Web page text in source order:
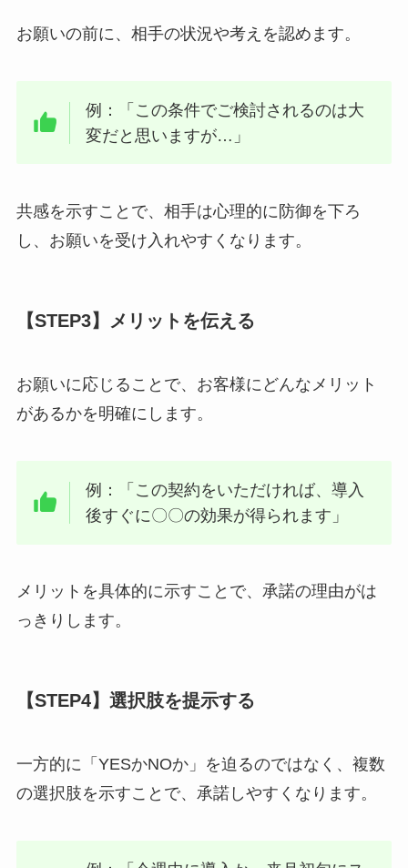
お願いの前に、相手の状況や考えを認めます。
例：「この条件でご検討されるのは大
変だと思いますが…」
共感を示すことで、相手は心理的に防御を下ろ
し、お願いを受け入れやすくなります。
【STEP3】メリットを伝える
お願いに応じることで、お客様にどんなメリット
があるかを明確にします。
例：「この契約をいただければ、導入
後すぐに〇〇の効果が得られます」
メリットを具体的に示すことで、承諾の理由がは
っきりします。
【STEP4】選択肢を提示する
一方的に「YESかNOか」を迫るのではなく、複数
の選択肢を示すことで、承諾しやすくなります。